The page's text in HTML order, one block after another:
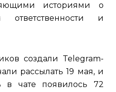
историями о
ответственности и
создали Telegram-
рассылать 19 мая, и
чате появилось 72